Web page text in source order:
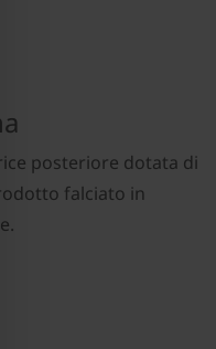
posteriore dotata di
falciato in